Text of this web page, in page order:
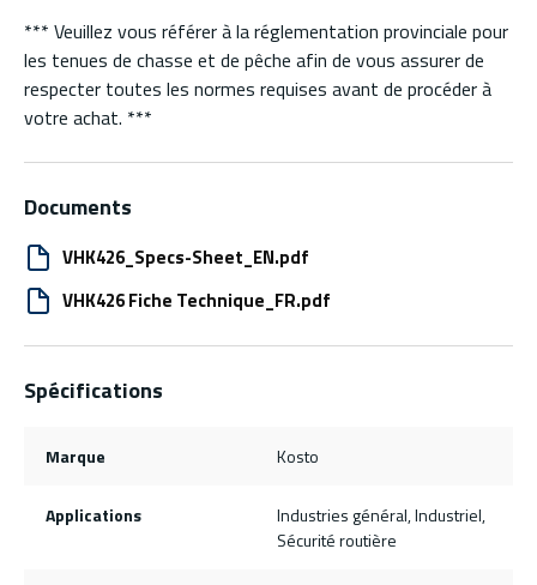
*** Veuillez vous référer à la réglementation provinciale pour
les tenues de chasse et de pêche afin de vous assurer de
respecter toutes les normes requises avant de procéder à
votre achat. ***
Documents
VHK426_Specs-Sheet_EN.pdf
VHK426 Fiche Technique_FR.pdf
Spécifications
Marque Kosto
Applications
Industries général, Industriel,
Sécurité routière